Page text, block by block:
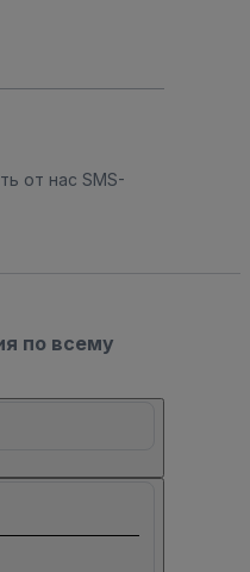
от нас SMS-
по всему